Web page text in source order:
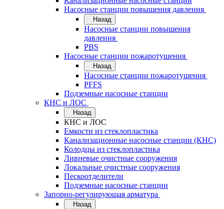
Насосные станции повышения давления
Назад
Насосные станции повышения
давления
PBS
Насосные станции пожаротушения
Назад
Насосные станции пожаротушения
PFFS
Подземные насосные станции
КНС и ЛОС
Назад
КНС и ЛОС
Емкости из стеклопластика
Канализационные насосные станции (КНС)
Колодцы из стеклопластика
Ливневые очистные сооружения
Локальные очистные сооружения
Пескоотделители
Подземные насосные станции
Запорно-регулирующая арматура
Назад